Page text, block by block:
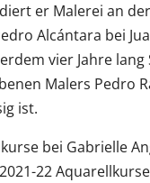
er Malerei an
Alcántara bei
vier Jahre lang
Malers Pedro
ist.
bei Gabrielle
22